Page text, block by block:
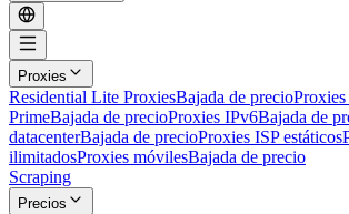
Proxies
Residential Lite ProxiesBajada de precioProxies
PrimeBajada de precioProxies IPv6Bajada de
datacenterBajada de precioProxies ISP estáticos
ilimitadosProxies móvilesBajada de precio
Scraping
Precios